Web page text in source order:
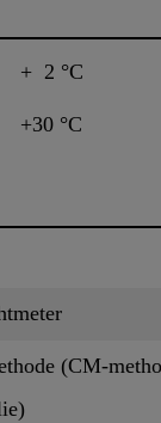
+ 2 °C
+30 °C
(CM-